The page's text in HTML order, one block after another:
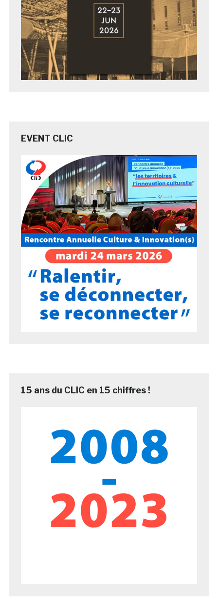
EVENT CLIC
15 ans du CLIC en 15 chiffres !